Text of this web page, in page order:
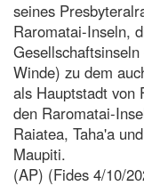
seines
Raromatai-Inseln,
Winde) zu dem
als Hauptstadt von
den Raromatai-
Raiatea, Taha'a
Maupiti.
(AP) (Fides 4/10/